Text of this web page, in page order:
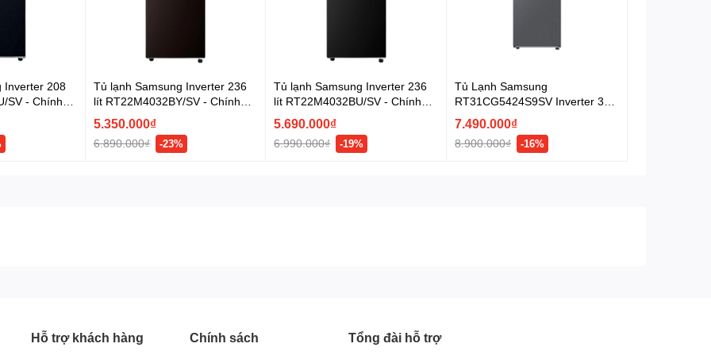
hợp sẵn vòi lấy nước, bạn có thể trực tiếp rót nước
dùng, giảm chi phí tiền điện, lưu trữ được nhiều
Inverter 208
SV - Chính
Tủ lạnh Samsung Inverter 236
lít RT22M4032BY/SV - Chính
hãng
5.350.000₫
6.890.000₫ -23%
Tủ lạnh Samsung Inverter 236
lít RT22M4032BU/SV - Chính
hãng
5.690.000₫
6.990.000₫ -19%
Tủ Lạnh Samsung
RT31CG5424S9SV Inverter 305
Lít - Chính hãng
7.490.000₫
8.900.000₫ -16%
Hỗ trợ khách hàng Chính sách Tổng đài hỗ trợ